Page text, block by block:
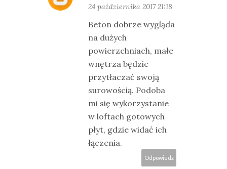
24 października 2017 21:18
Beton dobrze wygląda
na dużych
powierzchniach, małe
wnętrza będzie
przytłaczać swoją
surowością. Podoba
mi się wykorzystanie
w loftach gotowych
płyt, gdzie widać ich
łączenia.
Odpowiedz